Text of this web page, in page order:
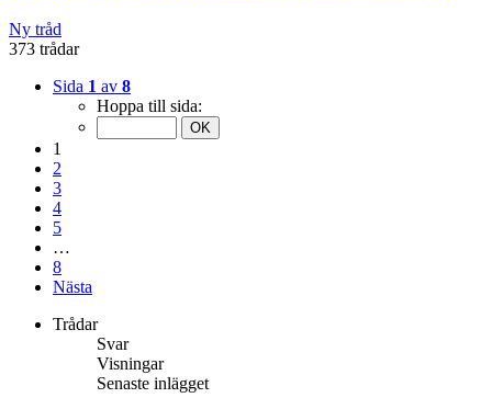
Ny tråd
373 trådar
Sida 1 av 8
Hoppa till sida:
1
2
3
4
5
…
8
Nästa
Trådar
Svar
Visningar
Senaste inlägget